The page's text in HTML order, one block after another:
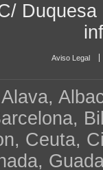
Duquesa
Aviso Legal
Ceuta,